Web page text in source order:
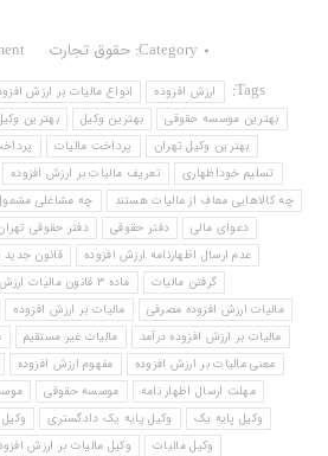
Category: حقوق تجارت
Tags:
ارزش افزوده انواع مالیات بر ارزش
بهترین موسسه حقوقی
بهترین وکیل بهترین
بهترین وکیل تهران
پرداخت مالیات
تسلیم خوداظهاری
تعریف مالیات بر ارزش افزوده
چه کالاهایی معاف از مالیات هستند
چه مشاغلی
دعوای مالی
دفتر حقوقی دفتر حقوقی
عدم ارسال اظهارنامه ارزش افزوده
قانون جدید
گرفتن مالیات
ماده 3 قانون مالیات ارزش افزوده
مالیات ارزش افزوده مصرفی
مالیات بر ارزش افزوده
مالیات بر ارزش افزوده درآمد
مالیات غیر مستقیم
معنی مالیات بر ارزش افزوده
مفهوم ارزش افزوده
مهلت ارسال اظهار نامه
موسسه حقوقی
وکیل پایه یک
وکیل پایه یک دادگستری
وکیل مالیات
وکیل مالیات بر ارزش